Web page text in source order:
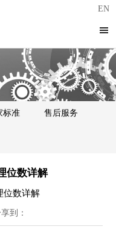
EN
标准 售后服务
位数详解
位数详解
到：